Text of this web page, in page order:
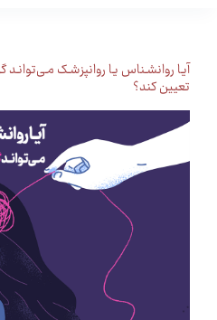
آیـا روانشـناس یـا روانپزشـک
تعیین کند؟